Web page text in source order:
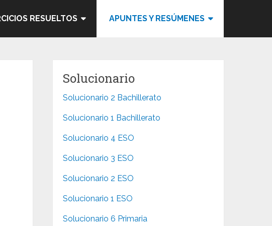
RESUELTOS APUNTES Y RESÚMENES
Solucionario
Solucionario 2 Bachillerato
Solucionario 1 Bachillerato
Solucionario 4 ESO
Solucionario 3 ESO
Solucionario 2 ESO
Solucionario 1 ESO
Solucionario 6 Primaria